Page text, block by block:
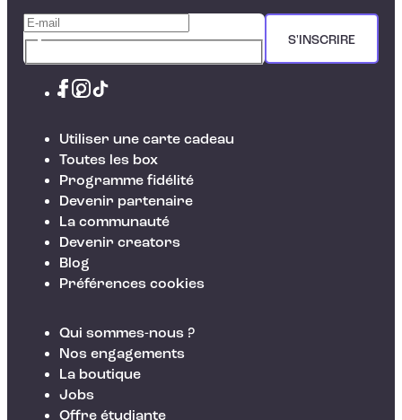
S'INSCRIRE
Utiliser une carte cadeau
Toutes les box
Programme fidélité
Devenir partenaire
La communauté
Devenir creators
Blog
Préférences cookies
Qui sommes-nous ?
Nos engagements
La boutique
Jobs
Offre étudiante